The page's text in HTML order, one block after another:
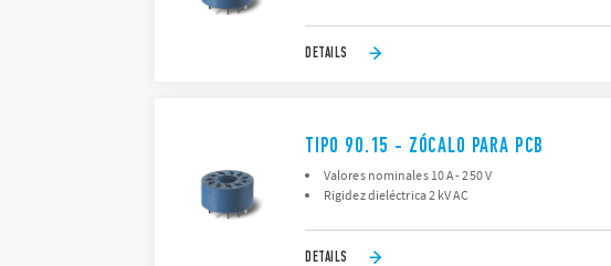
DETAILS
TIPO 90.15 - ZÓCALO PARA PCB
Valores nominales 10 A - 250 V
Rigidez dieléctrica 2 kV AC
DETAILS